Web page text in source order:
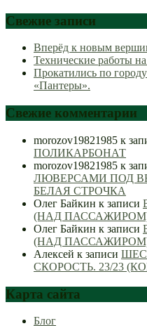
Свежие записи
Вперёд к новым
Технические работы на
Прокатились по
«Пантеры».
Свежие комментарии
morozov19821985 к
ПОЛИКАРБОНАТ
morozov19821985 к
ЛЮВЕРСАМИ ПОД
БЕЛАЯ СТРОЧКА
Олег Байкин к записи
(НАД
Олег Байкин к записи
(НАД
Алексей к записи
СКОРОСТЬ. 23/23
Карта сайта
Блог